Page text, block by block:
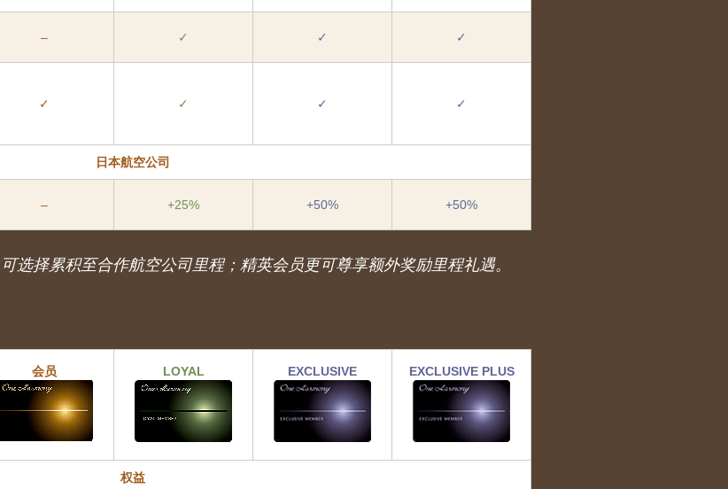
– ✓ ✓ ✓
✓ ✓ ✓ ✓
日本航空公司
– +25% +50% +50%
择累积至合作航空公司里程；精英会员更可尊享额外奖励里程礼遇。
会员 LOYAL EXCLUSIVE EXCLUSIVE PLUS
权益